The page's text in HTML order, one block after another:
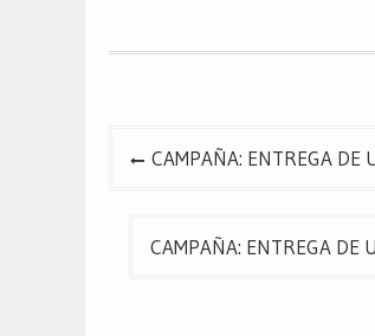
ventanaventanaventana
Navegación
entradas
CAMPAÑA: ENTREGA
CAMPAÑA: ENTREGA